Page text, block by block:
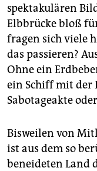
spektakulären
Elbbrücke bloß
fragen sich viele
das passieren?
Ohne ein
ein Schiff mit der
Sabotageakte
Bisweilen von
ist aus dem so
beneideten Land